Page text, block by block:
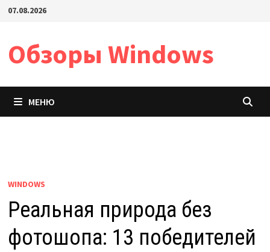
Перейти
содержимому
07.08.2026
Обзоры Windows
МЕНЮ
WINDOWS
Реальная природа без
фотошопа: 13 победителей